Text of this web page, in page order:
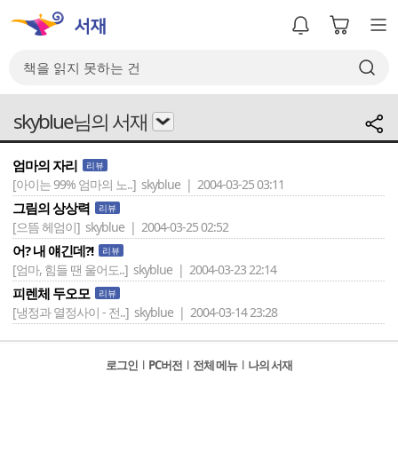
skyblue님의 서재
엄마의 자리 리뷰
[아이는 99% 엄마의 노..] skyblue | 2004-03-25 03:11
그림의 상상력 리뷰
[으뜸 헤엄이] skyblue | 2004-03-25 02:52
어? 내 얘긴데?! 리뷰
[엄마, 힘들 땐 울어도..] skyblue | 2004-03-23 22:14
피렌체 두오모 리뷰
[냉정과 열정사이 - 전..] skyblue | 2004-03-14 23:28
로그인 l PC버전 l 전체 메뉴 l 나의 서재